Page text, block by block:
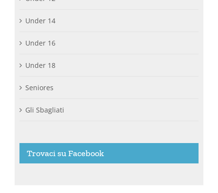
Under 14
Under 16
Under 18
Seniores
Gli Sbagliati
Trovaci su Facebook